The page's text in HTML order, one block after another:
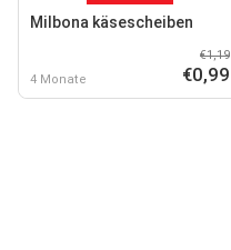
Milbona käsescheiben
4 Monate
€1,19
€0,99